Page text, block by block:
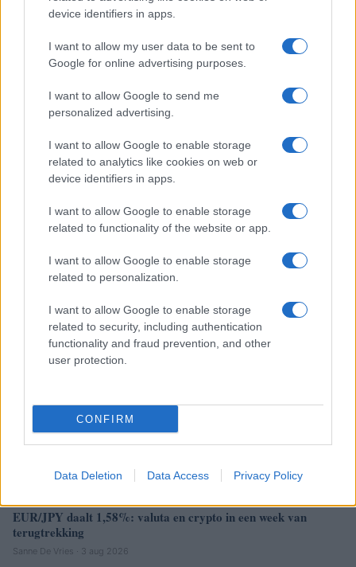
device identifiers in apps.
I want to allow my user data to be sent to
Google for online advertising purposes.
I want to allow Google to send me
personalized advertising.
I want to allow Google to enable storage
related to analytics like cookies on web or
device identifiers in apps.
I want to allow Google to enable storage
related to functionality of the website or app.
I want to allow Google to enable storage
related to personalization.
I want to allow Google to enable storage
related to security, including authentication
functionality and fraud prevention, and other
user protection.
CONFIRM
Data Deletion Data Access Privacy Policy
Brentolie daalt naar 91,82 dollar: een week van dalende
Sanne De Vries · 4 aug 2026
EUR/JPY daalt 1,58%: valuta en crypto in een week van
terugtrekking
Sanne De Vries · 3 aug 2026